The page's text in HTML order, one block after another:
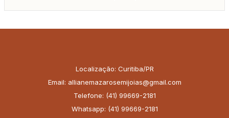
Localização: Curitiba/PR
Email: allianemazarosemijoias@gmail.com
Telefone: (41) 99669-2181
Whatsapp: (41) 99669-2181